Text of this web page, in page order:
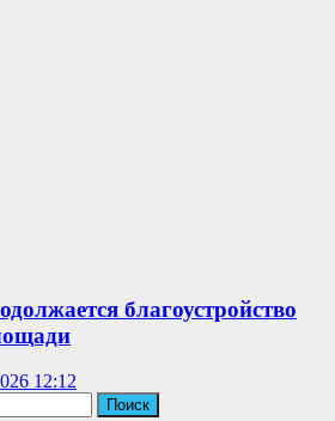
благоустройство
12:12